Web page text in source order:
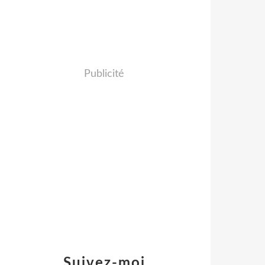
Publicité